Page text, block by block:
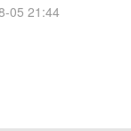
05 21:44